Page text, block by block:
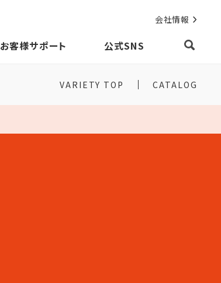
会社情報
お客様サポート 公式SNS
VARIETY TOP CATALOG